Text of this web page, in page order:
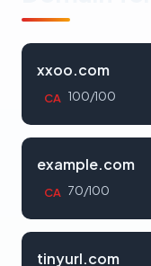
xxoo.com
CA 100/100
example.com
CA 70/100
tinyurl.com